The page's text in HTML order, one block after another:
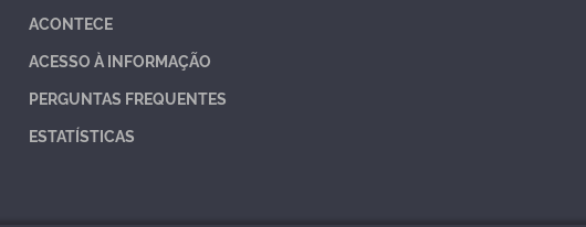
ACONTECE
ACESSO À INFORMAÇÃO
PERGUNTAS FREQUENTES
ESTATÍSTICAS